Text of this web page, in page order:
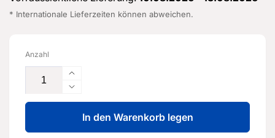
* Internationale Lieferzeiten können abweichen.
Anzahl
Erhöhe
die
Menge
für
Sonnenschutz
Verringere
die
Menge
für
In den Warenkorb legen